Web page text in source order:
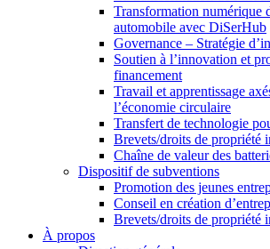
Transformation numérique
automobile avec DiSerHub
Governance – Stratégie
Soutien à l’innovation et
financement
Travail et apprentissage
l’économie circulaire
Transfert de technologie
Brevets/droits de propriété
Chaîne de valeur des
Dispositif de subventions
Promotion des jeunes
Conseil en création
Brevets/droits de propriété
À propos